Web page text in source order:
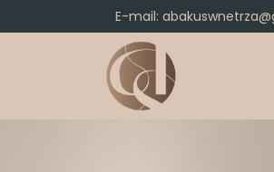
E-mail: